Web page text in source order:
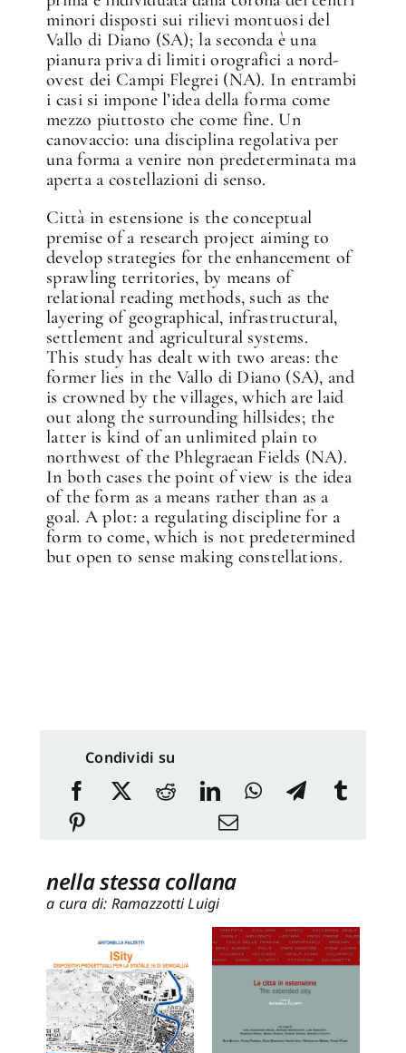
minori disposti sui rilievi montuosi del
Vallo di Diano (SA); la seconda è una
pianura priva di limiti orografici a nord-
ovest dei Campi Flegrei (NA). In entrambi
i casi si impone l’idea della forma come
mezzo piuttosto che come fine. Un
canovaccio: una disciplina regolativa per
una forma a venire non predeterminata ma
aperta a costellazioni di senso.
Città in estensione is the conceptual
premise of a research project aiming to
develop strategies for the enhancement of
sprawling territories, by means of
relational reading methods, such as the
layering of geographical, infrastructural,
settlement and agricultural systems.
This study has dealt with two areas: the
former lies in the Vallo di Diano (SA), and
is crowned by the villages, which are laid
out along the surrounding hillsides; the
latter is kind of an unlimited plain to
northwest of the Phlegraean Fields (NA).
In both cases the point of view is the idea
of the form as a means rather than as a
goal. A plot: a regulating discipline for a
form to come, which is not predetermined
but open to sense making constellations.
Condividi su
nella stessa collana
a cura di: Ramazzotti Luigi